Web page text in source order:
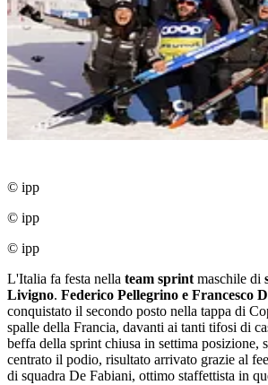
© ipp
© ipp
© ipp
L'Italia fa festa nella team sprint maschile di
Livigno. Federico Pellegrino e Francesco
conquistato il secondo posto nella tappa di
spalle della Francia, davanti ai tanti tifosi di
beffa della sprint chiusa in settima posizione,
centrato il podio, risultato arrivato grazie al
di squadra De Fabiani, ottimo staffettista in